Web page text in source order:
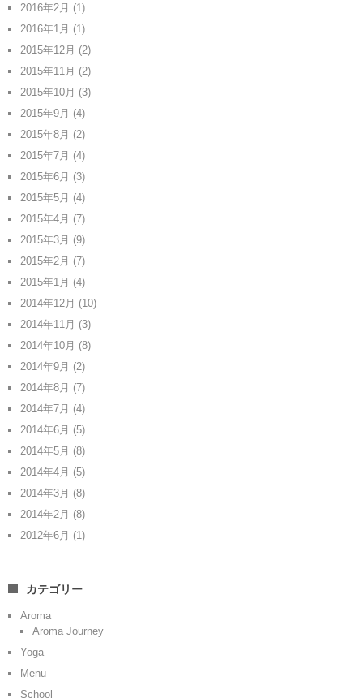
2016年2月 (1)
2016年1月 (1)
2015年12月 (2)
2015年11月 (2)
2015年10月 (3)
2015年9月 (4)
2015年8月 (2)
2015年7月 (4)
2015年6月 (3)
2015年5月 (4)
2015年4月 (7)
2015年3月 (9)
2015年2月 (7)
2015年1月 (4)
2014年12月 (10)
2014年11月 (3)
2014年10月 (8)
2014年9月 (2)
2014年8月 (7)
2014年7月 (4)
2014年6月 (5)
2014年5月 (8)
2014年4月 (5)
2014年3月 (8)
2014年2月 (8)
2012年6月 (1)
カテゴリー
Aroma
Aroma Journey
Yoga
Menu
School